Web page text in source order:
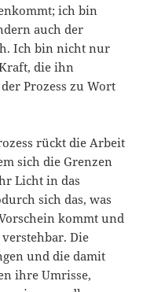
ich bin
auch der
Ich bin nicht nur
die ihn
Prozess zu Wort
rückt die Arbeit
sich die Grenzen
Licht in das
sich das, was
kommt und
Die
und die damit
ihre Umrisse,